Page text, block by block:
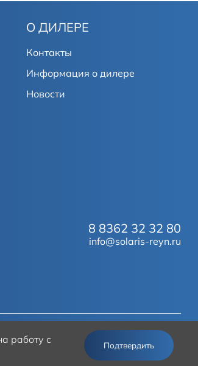
О ДИЛЕРЕ
Контакты
Информация о дилере
Новости
8 8362 32 32 80
info@solaris-reyn.ru
© 2026Solaris
работу с
Подтвердить